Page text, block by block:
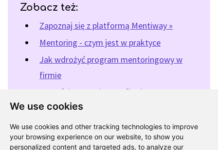
We use cookies
We use cookies and other tracking technologies to improve
your browsing experience on our website, to show you
personalized content and targeted ads, to analyze our
Zobacz też:
Zapoznaj się z platformą Mentiway »
Mentoring - czym jest w praktyce
Jak wdrożyć program mentoringowy w
firmie
Korzyści mentoringu w firmie
« Powrót do katalogu programów mentoringowych